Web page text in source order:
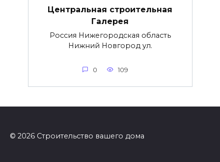
Центральная строительная
Галерея
Россия Нижегородская область
Нижний Новгород ул.
0 109
© 2026 Строительство вашего дома